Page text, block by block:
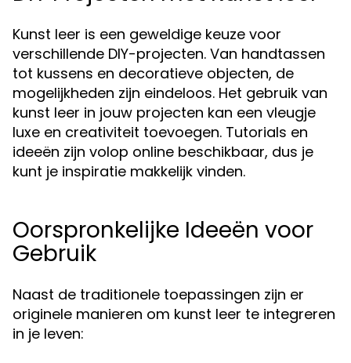
Kunst leer is een geweldige keuze voor
verschillende DIY-projecten. Van handtassen
tot kussens en decoratieve objecten, de
mogelijkheden zijn eindeloos. Het gebruik van
kunst leer in jouw projecten kan een vleugje
luxe en creativiteit toevoegen. Tutorials en
ideeën zijn volop online beschikbaar, dus je
kunt je inspiratie makkelijk vinden.
Oorspronkelijke Ideeën voor
Gebruik
Naast de traditionele toepassingen zijn er
originele manieren om kunst leer te integreren
in je leven: